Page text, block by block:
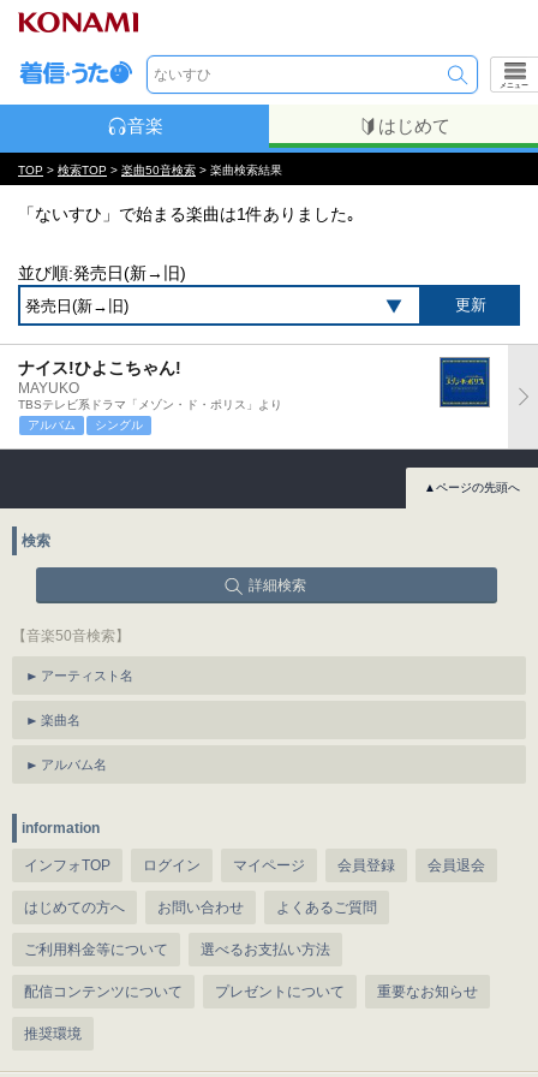
メニュー
音楽 はじめて
TOP > 検索TOP > 楽曲50音検索 > 楽曲検索結果
「ないすひ」で始まる楽曲は1件ありました｡
並び順:発売日(新→旧)
ナイス!ひよこちゃん!
MAYUKO
TBSテレビ系ドラマ「メゾン・ド・ポリス」より
アルバム
シングル
▲ページの先頭へ
検索
詳細検索
【音楽50音検索】
アーティスト名
楽曲名
アルバム名
information
インフォTOP ログイン マイページ 会員登録 会員退会
はじめての方へ お問い合わせ よくあるご質問
ご利用料金等について 選べるお支払い方法
配信コンテンツについて プレゼントについて 重要なお知らせ
推奨環境